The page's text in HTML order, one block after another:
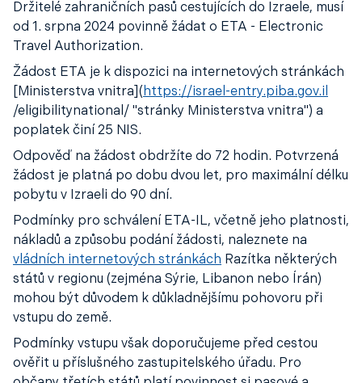
Držitelé zahraničních pasů cestujících do Izraele, musí
od 1. srpna 2024 povinně žádat o ETA - Electronic
Travel Authorization.
Žádost ETA je k dispozici na internetových stránkách
[Ministerstva vnitra]( https://israel-entry.piba.gov.il
/eligibilitynational/ "stránky Ministerstva vnitra") a
poplatek činí 25 NIS.
Odpověď na žádost obdržíte do 72 hodin. Potvrzená
žádost je platná po dobu dvou let, pro maximální délku
pobytu v Izraeli do 90 dní.
Podmínky pro schválení ETA-IL, včetně jeho platnosti,
nákladů a způsobu podání žádosti, naleznete na
vládních internetových stránkách Razítka některých
států v regionu (zejména Sýrie, Libanon nebo Írán)
mohou být důvodem k důkladnějšímu pohovoru při
vstupu do země.
Podmínky vstupu však doporučujeme před cestou
ověřit u příslušného zastupitelského úřadu. Pro